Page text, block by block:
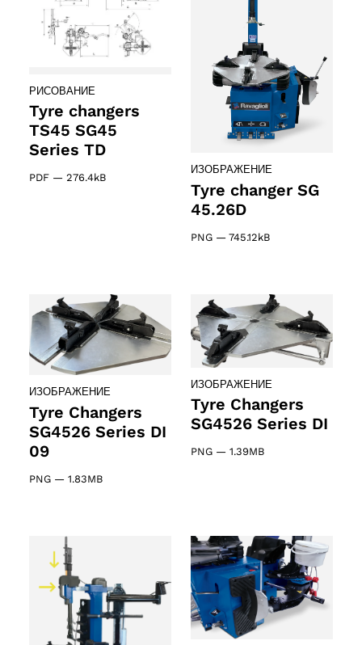
РИСОВАНИЕ
Tyre changers
TS45 SG45
Series TD
PDF — 276.4kB
ИЗОБРАЖЕНИЕ
Tyre changer SG
45.26D
PNG — 745.12kB
ИЗОБРАЖЕНИЕ
Tyre Changers
SG4526 Series DI
09
PNG — 1.83MB
ИЗОБРАЖЕНИЕ
Tyre Changers
SG4526 Series DI
PNG — 1.39MB